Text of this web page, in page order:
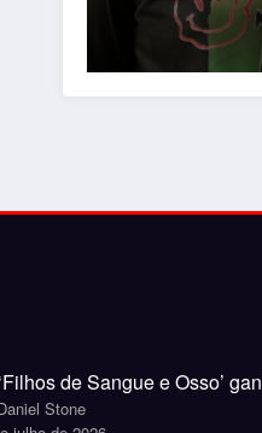
‘Filhos de Sangue e Osso’
Stone